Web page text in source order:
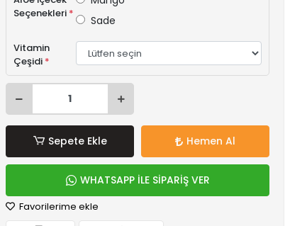
Seçenekleri *
Sade
Vitamin
Çeşidi *
Sepete Ekle Hemen Al
WHATSAPP İLE SİPARİŞ VER
Favorilerime ekle